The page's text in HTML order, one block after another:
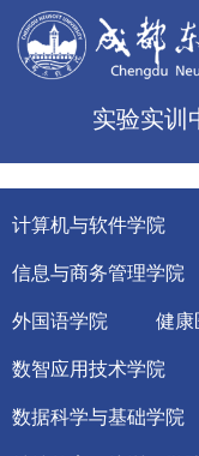
实验实训
计算机与软件学院
信息与商务管理学院
外国语学院 健康
数智应用技术学院
数据科学与基础学院